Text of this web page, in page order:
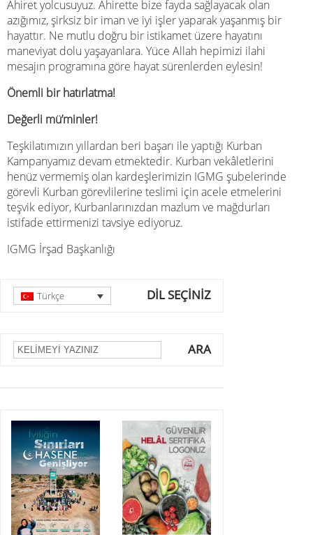
Ahiret yolcusuyuz. Ahirette bize fayda sağlayacak olan
azığımız, şirksiz bir iman ve iyi işler yaparak yaşanmış bir
hayattır. Ne mutlu doğru bir istikamet üzere hayatını
maneviyat dolu yaşayanlara. Yüce Allah hepimizi ilahi
mesajın programına göre hayat sürenlerden eylesin!
Önemli bir hatırlatma!
Değerli mü’minler!
Teşkilatımızın yıllardan beri başarı ile yaptığı Kurban
Kampanyamız devam etmektedir. Kurban vekâletlerini
henüz vermemiş olan kardeşlerimizin IGMG şubelerinde
görevli Kurban görevlilerine teslimi için acele etmelerini
teşvik ediyor, Kurbanlarınızdan mazlum ve mağdurları
istifade ettirmenizi tavsiye ediyoruz.
IGMG İrşad Başkanlığı
DİL SEÇİNİZ
Türkçe
ARA